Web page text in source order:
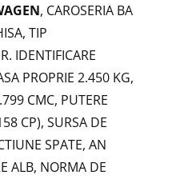
, CAROSERIA BA
TIP
IDENTIFICARE
PROPRIE 2.450 KG,
CMC, PUTERE
CP), SURSA DE
SPATE, AN
ALB, NORMA DE